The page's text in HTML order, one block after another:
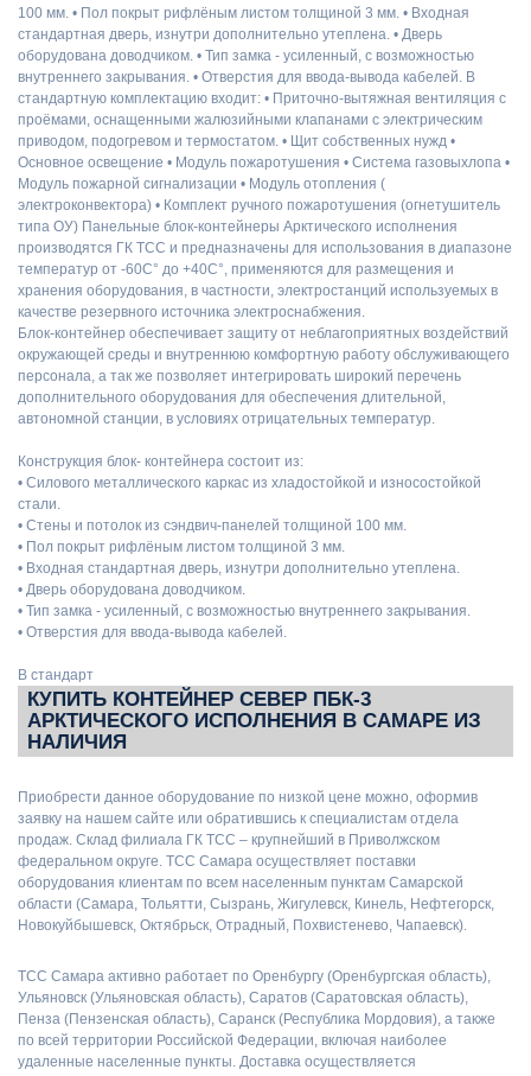
100 мм. • Пол покрыт рифлёным листом толщиной 3 мм. • Входная
стандартная дверь, изнутри дополнительно утеплена. • Дверь
оборудована доводчиком. • Тип замка - усиленный, с возможностью
внутреннего закрывания. • Отверстия для ввода-вывода кабелей. В
стандартную комплектацию входит: • Приточно-вытяжная вентиляция с
проёмами, оснащенными жалюзийными клапанами с электрическим
приводом, подогревом и термостатом. • Щит собственных нужд •
Основное освещение • Модуль пожаротушения • Система газовыхлопа •
Модуль пожарной сигнализации • Модуль отопления (
электроконвектора) • Комплект ручного пожаротушения (огнетушитель
типа ОУ) Панельные блок-контейнеры Арктического исполнения
производятся ГК ТСС и предназначены для использования в диапазоне
температур от -60С° до +40С°, применяются для размещения и
хранения оборудования, в частности, электростанций используемых в
качестве резервного источника электроснабжения.
Блок-контейнер обеспечивает защиту от неблагоприятных воздействий
окружающей среды и внутреннюю комфортную работу обслуживающего
персонала, а так же позволяет интегрировать широкий перечень
дополнительного оборудования для обеспечения длительной,
автономной станции, в условиях отрицательных температур.
Конструкция блок- контейнера состоит из:
• Силового металлического каркас из хладостойкой и износостойкой
стали.
• Стены и потолок из сэндвич-панелей толщиной 100 мм.
• Пол покрыт рифлёным листом толщиной 3 мм.
• Входная стандартная дверь, изнутри дополнительно утеплена.
• Дверь оборудована доводчиком.
• Тип замка - усиленный, с возможностью внутреннего закрывания.
• Отверстия для ввода-вывода кабелей.
В стандарт
КУПИТЬ КОНТЕЙНЕР СЕВЕР ПБК-3
АРКТИЧЕСКОГО ИСПОЛНЕНИЯ В САМАРЕ ИЗ
НАЛИЧИЯ
Приобрести данное оборудование по низкой цене можно, оформив
заявку на нашем сайте или обратившись к специалистам отдела
продаж. Склад филиала ГК ТСС – крупнейший в Приволжском
федеральном округе. ТСС Самара осуществляет поставки
оборудования клиентам по всем населенным пунктам Самарской
области (Самара, Тольятти, Сызрань, Жигулевск, Кинель, Нефтегорск,
Новокуйбышевск, Октябрьск, Отрадный, Похвистенево, Чапаевск).
ТСС Самара активно работает по Оренбургу (Оренбургская область),
Ульяновск (Ульяновская область), Саратов (Саратовская область),
Пенза (Пензенская область), Саранск (Республика Мордовия), а также
по всей территории Российской Федерации, включая наиболее
удаленные населенные пункты. Доставка осуществляется